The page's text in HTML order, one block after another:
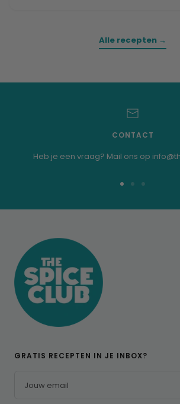
Alle recepten →
CONTACT
Heb je een vraag? Mail ons op
GRATIS RECEPTEN IN JE INBOX?
Jouw email